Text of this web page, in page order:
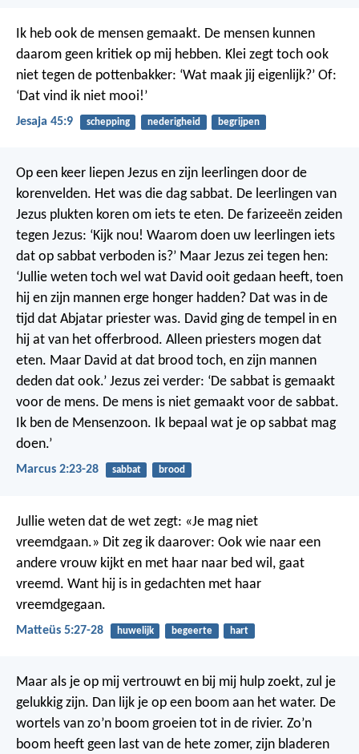
Ik heb ook de mensen gemaakt. De mensen kunnen
daarom geen kritiek op mij hebben. Klei zegt toch ook
niet tegen de pottenbakker: ‘Wat maak jij eigenlijk?’ Of:
‘Dat vind ik niet mooi!’
Jesaja 45:9 schepping nederigheid begrijpen
Op een keer liepen Jezus en zijn leerlingen door de
korenvelden. Het was die dag sabbat. De leerlingen van
Jezus plukten koren om iets te eten. De farizeeën zeiden
tegen Jezus: ‘Kijk nou! Waarom doen uw leerlingen iets
dat op sabbat verboden is?’ Maar Jezus zei tegen hen:
‘Jullie weten toch wel wat David ooit gedaan heeft, toen
hij en zijn mannen erge honger hadden? Dat was in de
tijd dat Abjatar priester was. David ging de tempel in en
hij at van het offerbrood. Alleen priesters mogen dat
eten. Maar David at dat brood toch, en zijn mannen
deden dat ook.’ Jezus zei verder: ‘De sabbat is gemaakt
voor de mens. De mens is niet gemaakt voor de sabbat.
Ik ben de Mensenzoon. Ik bepaal wat je op sabbat mag
doen.’
Marcus 2:23-28 sabbat brood
Jullie weten dat de wet zegt: «Je mag niet
vreemdgaan.» Dit zeg ik daarover: Ook wie naar een
andere vrouw kijkt en met haar naar bed wil, gaat
vreemd. Want hij is in gedachten met haar
vreemdgegaan.
Matteüs 5:27-28 huwelijk begeerte hart
Maar als je op mij vertrouwt en bij mij hulp zoekt, zul je
gelukkig zijn. Dan lijk je op een boom aan het water. De
wortels van zo’n boom groeien tot in de rivier. Zo’n
boom heeft geen last van de hete zomer, zijn bladeren